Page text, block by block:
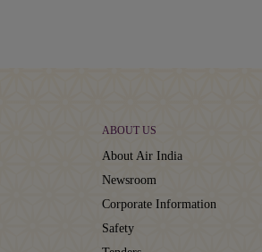
ABOUT US
About Air India
Newsroom
Corporate Information
Safety